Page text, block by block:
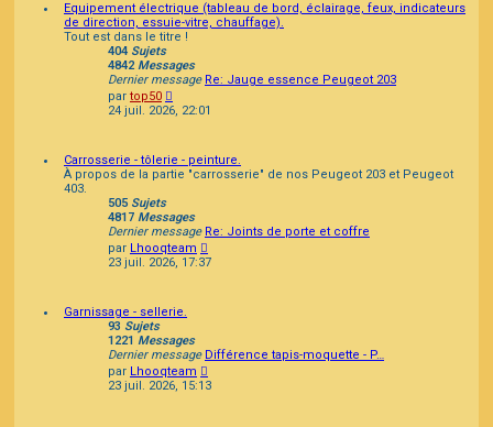
Equipement électrique (tableau de bord, éclairage, feux, indicateurs
de direction, essuie-vitre, chauffage).
Tout est dans le titre !
404 Sujets
4842Messages
Dernier message Re: Jauge essence Peugeot 203
par top50
le
dernier
24 juil. 2026, 22:01
Carrosserie - tôlerie - peinture.
À propos de la partie "carrosserie" de nos Peugeot 203 et Peugeot
403.
505 Sujets
4817 Messages
Dernier message Re: Joints de porte et coffre
par Lhooqteam
le
23 juil. 2026, 17:37
Garnissage - sellerie.
93 Sujets
1221 Messages
Dernier message Différence tapis-moquette - P…
par Lhooqteam
le
23 juil. 2026, 15:13